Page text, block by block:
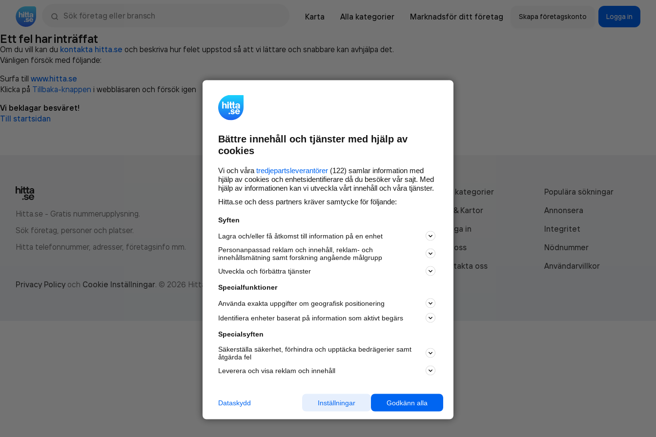
Karta
Alla kategorier Marknadsför ditt företag Skapa företagskonto Logga in
Ett fel har inträffat
Om du vill kan du kontakta hitta.se och beskriva hur felet uppstod så att vi lättare och snabbare kan avhjälpa det.
Vänligen försök med följande:
Surfa till www.hitta.se
Klicka på Tillbaka-knappen i webbläsaren och försök igen
Vi beklagar besväret!
Till startsidan
Hitta.se - Gratis nummerupplysning.
Sök företag, personer och platser.
Hitta telefonnummer, adresser, företagsinfo mm.
Marknadsför företaget på
nya kunder och
samarbetspartners nära dig.
Läs mer här
Alla kategorier
Populära sökningar
API & Kartor
Annonsera
Logga in
Integritet
Om oss
Nödnummer
Kontakta oss
Användarvillkor
Privacy Policy och Cookie Inställningar. © 2026 Hitta.se
Bättre innehåll och tjänster med hjälp av
cookies
Vi och våra tredjepartsleverantörer (122) samlar information med
hjälp av cookies och enhetsidentifierare då du besöker vår sajt. Med
hjälp av informationen kan vi utveckla vårt innehåll och våra tjänster.
Hitta.se och dess partners kräver samtycke för följande:
Syften
Lagra och/eller få åtkomst till information på en enhet
Personanpassad reklam och innehåll, reklam- och
innehållsmätning samt forskning angående målgrupp
Utveckla och förbättra tjänster
Specialfunktioner
Använda exakta uppgifter om geografisk positionering
Identifiera enheter baserat på information som aktivt begärs
Specialsyften
Säkerställa säkerhet, förhindra och upptäcka bedrägerier samt
åtgärda fel
Leverera och visa reklam och innehåll
Godkänn alla
Inställningar
Dataskydd